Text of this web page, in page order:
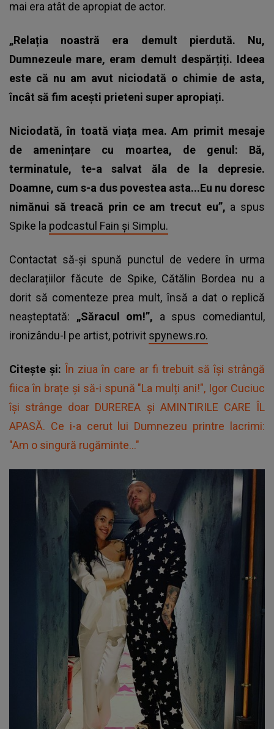
mai era atât de apropiat de actor.
„Relația noastră era demult pierdută. Nu,
Dumnezeule mare, eram demult despărțiți. Ideea
este că nu am avut niciodată o chimie de asta,
încât să fim acești prieteni super apropiați.
Niciodată, în toată viața mea. Am primit mesaje
de amenințare cu moartea, de genul: Bă,
terminatule, te-a salvat ăla de la depresie.
Doamne, cum s-a dus povestea asta...Eu nu doresc
nimănui să treacă prin ce am trecut eu”, a spus
Spike la podcastul Fain și Simplu.
Contactat să-și spună punctul de vedere în urma
declarațiilor făcute de Spike, Cătălin Bordea nu a
dorit să comenteze prea mult, însă a dat o replică
neașteptată: „Săracul om!”, a spus comediantul,
ironizându-l pe artist, potrivit spynews.ro.
Citește și: În ziua în care ar fi trebuit să își strângă
fiica în brațe și să-i spună "La mulți ani!", Igor Cuciuc
își strânge doar DUREREA și AMINTIRILE CARE ÎL
APASĂ. Ce i-a cerut lui Dumnezeu printre lacrimi:
"Am o singură rugăminte..."